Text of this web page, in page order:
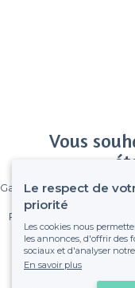
Vous
Gagnez de nombreux
Pas de commissions et
fixe sans
Le respect de
priorité
Les cookies nous
les annonces, d'offrir des
sociaux et d'analyser
En savoir plus